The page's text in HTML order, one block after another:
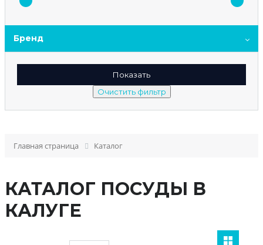
Бренд
Главная страница Каталог
КАТАЛОГ ПОСУДЫ В
КАЛУГЕ